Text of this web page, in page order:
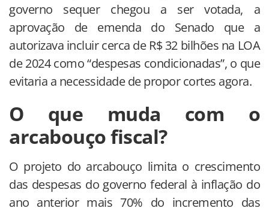
governo sequer chegou a ser votada, a
aprovação de emenda do Senado que a
autorizava incluir cerca de R$ 32 bilhões na LOA
de 2024 como “despesas condicionadas”, o que
evitaria a necessidade de propor cortes agora.
O que muda com o
arcabouço fiscal?
O projeto do arcabouço limita o crescimento
das despesas do governo federal à inflação do
ano anterior mais 70% do incremento das